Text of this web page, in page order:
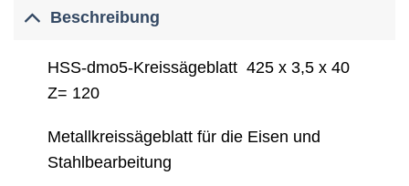
Beschreibung
HSS-dmo5-Kreissägeblatt 425 x 3,5 x 40
Z= 120
Metallkreissägeblatt für die Eisen und
Stahlbearbeitung